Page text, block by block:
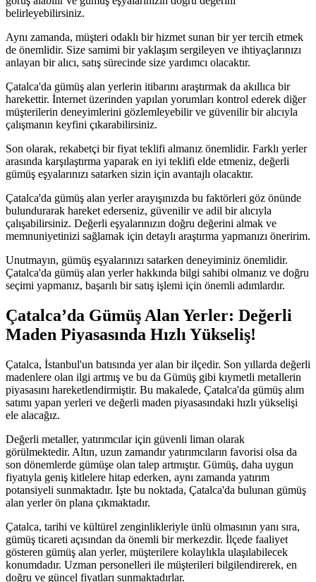
belirleyebilirsiniz.
Aynı zamanda, müşteri odaklı bir hizmet sunan bir yer tercih etmek
de önemlidir. Size samimi bir yaklaşım sergileyen ve ihtiyaçlarınızı
anlayan bir alıcı, satış sürecinde size yardımcı olacaktır.
Çatalca'da gümüş alan yerlerin itibarını araştırmak da akıllıca bir
harekettir. İnternet üzerinden yapılan yorumları kontrol ederek diğer
müşterilerin deneyimlerini gözlemleyebilir ve güvenilir bir alıcıyla
çalışmanın keyfini çıkarabilirsiniz.
Son olarak, rekabetçi bir fiyat teklifi almanız önemlidir. Farklı yerler
arasında karşılaştırma yaparak en iyi teklifi elde etmeniz, değerli
gümüş eşyalarınızı satarken sizin için avantajlı olacaktır.
Çatalca'da gümüş alan yerler arayışınızda bu faktörleri göz önünde
bulundurarak hareket ederseniz, güvenilir ve adil bir alıcıyla
çalışabilirsiniz. Değerli eşyalarınızın doğru değerini almak ve
memnuniyetinizi sağlamak için detaylı araştırma yapmanızı öneririm.
Unutmayın, gümüş eşyalarınızı satarken deneyiminiz önemlidir.
Çatalca'da gümüş alan yerler hakkında bilgi sahibi olmanız ve doğru
seçimi yapmanız, başarılı bir satış işlemi için önemli adımlardır.
Çatalca’da Gümüş Alan Yerler: Değerli
Maden Piyasasında Hızlı Yükseliş!
Çatalca, İstanbul'un batısında yer alan bir ilçedir. Son yıllarda değerli
madenlere olan ilgi artmış ve bu da Gümüş gibi kıymetli metallerin
piyasasını hareketlendirmiştir. Bu makalede, Çatalca'da gümüş alım
satımı yapan yerleri ve değerli maden piyasasındaki hızlı yükselişi
ele alacağız.
Değerli metaller, yatırımcılar için güvenli liman olarak
görülmektedir. Altın, uzun zamandır yatırımcıların favorisi olsa da
son dönemlerde gümüşe olan talep artmıştır. Gümüş, daha uygun
fiyatıyla geniş kitlelere hitap ederken, aynı zamanda yatırım
potansiyeli sunmaktadır. İşte bu noktada, Çatalca'da bulunan gümüş
alan yerler ön plana çıkmaktadır.
Çatalca, tarihi ve kültürel zenginlikleriyle ünlü olmasının yanı sıra,
gümüş ticareti açısından da önemli bir merkezdir. İlçede faaliyet
gösteren gümüş alan yerler, müşterilere kolaylıkla ulaşılabilecek
konumdadır. Uzman personelleri ile müşterileri bilgilendirerek, en
doğru ve güncel fiyatları sunmaktadırlar.